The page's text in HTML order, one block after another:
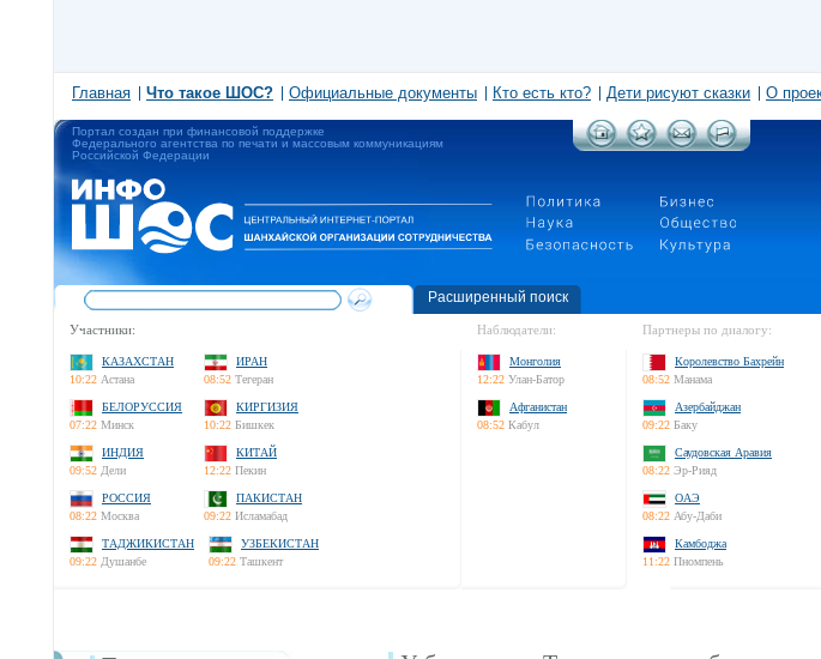
Главная Что такое ШОС? Официальные документы Кто есть кто? Дети рисуют сказки О
Портал создан при финансовой поддержке
Федерального агентства по печати и массовым коммуникациям
Российской Федерации
Расширенный поиск
Участники:
КАЗАХСТАН
10:22 Астана
ИРАН
08:52 Тегеран
БЕЛОРУССИЯ
07:22 Минск
КИРГИЗИЯ
10:22 Бишкек
ИНДИЯ
09:52 Дели
КИТАЙ
12:22 Пекин
РОССИЯ
08:22 Москва
ПАКИСТАН
09:22 Исламабад
ТАДЖИКИСТАН
09:22 Душанбе
УЗБЕКИСТАН
09:22 Ташкент
Наблюдатели:
Монголия
12:22 Улан-Батор
Афганистан
08:52 Кабул
Партнеры по диалогу:
Королевство Бахрейн
08:52 Манама
Азербайджан
09:22 Баку
Саудовская Аравия
08:22 Эр-Рияд
ОАЭ
08:22 Абу-Даби
Камбоджа
11:22 Пномпень